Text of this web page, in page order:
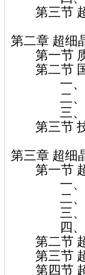
第三节 超
第二章 超细
第一节 质
第二节 国
一、国
二、国
三、中
第三节 技
第三章 超细
第一节 超
一、产
二、价
三、渠
四、购
第二节 超
第三节 超
第四节 超